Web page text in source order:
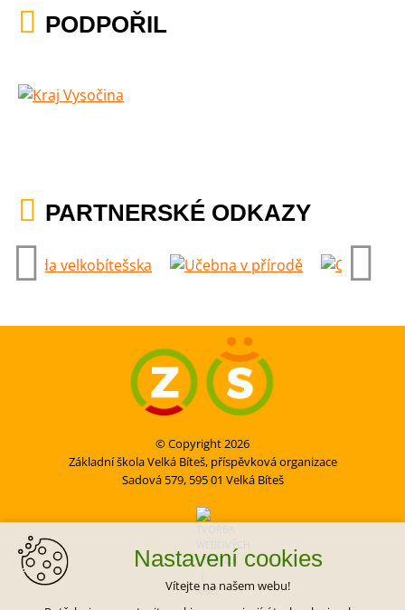
PODPOŘIL
PARTNERSKÉ ODKAZY
© Copyright 2026
Základní škola Velká Bíteš, příspěvková organizace
Sadová 579, 595 01 Velká Bíteš
Nastavení cookies
Vítejte na našem webu!